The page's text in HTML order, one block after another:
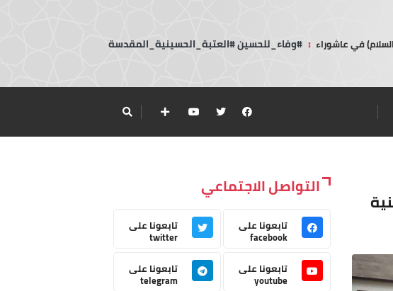
في عاشوراء : #وفاء_للحسين #العتبة_الحسينية_المقدسة
التواصل الاجتماعي
تابعونا على
facebook
تابعونا على
twitter
تابعونا على
youtube
تابعونا على
telegram